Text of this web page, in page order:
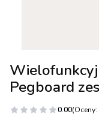
Pegboard
0.00(Oceny: